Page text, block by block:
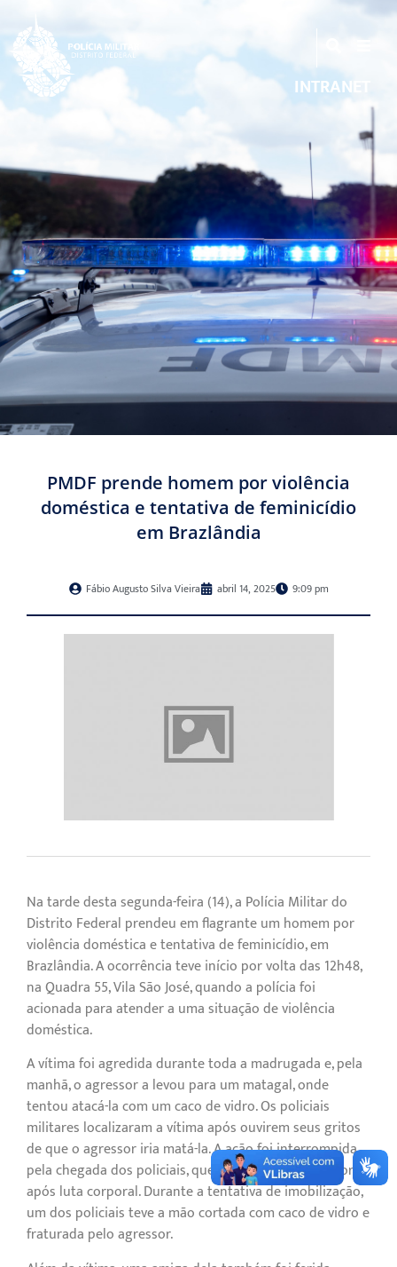
INTRANET
PMDF prende homem por violência
doméstica e tentativa de feminicídio
em Brazlândia
Fábio Augusto Silva Vieira abril 14, 2025 9:09 pm
Na tarde desta segunda-feira (14), a Polícia Militar do
Distrito Federal prendeu em flagrante um homem por
violência doméstica e tentativa de feminicídio, em
Brazlândia. A ocorrência teve início por volta das 12h48,
na Quadra 55, Vila São José, quando a polícia foi
acionada para atender a uma situação de violência
doméstica.
A vítima foi agredida durante toda a madrugada e, pela
manhã, o agressor a levou para um matagal, onde
tentou atacá-la com um caco de vidro. Os policiais
militares localizaram a vítima após ouvirem seus gritos
de que o agressor iria matá-la. A ação foi interrompida
pela chegada dos policiais, que prenderam o agressor
após luta corporal. Durante a tentativa de imobilização,
um dos policiais teve a mão cortada com caco de vidro e
fraturada pelo agressor.